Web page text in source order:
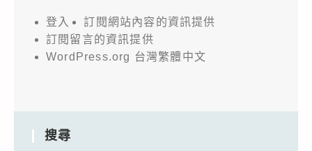
登入
訂閱網站內容的資訊提供
訂閱留言的資訊提供
WordPress.org 台灣繁體中文
搜尋